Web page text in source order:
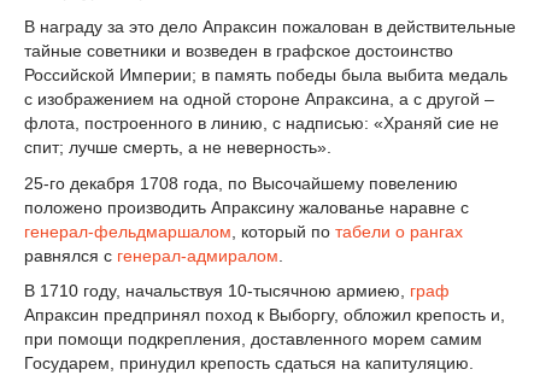
В награду за это дело Апраксин пожалован в действительные
тайные советники и возведен в графское достоинство
Российской Империи; в память победы была выбита медаль
с изображением на одной стороне Апраксина, а с другой –
флота, построенного в линию, с надписью: «Храняй сие не
спит; лучше смерть, а не неверность».
25-го декабря 1708 года, по Высочайшему повелению
положено производить Апраксину жалованье наравне с
генерал-фельдмаршалом , который по табели о рангах
равнялся с генерал-адмиралом
В 1710 году, начальствуя 10-тысячною армиею, граф
Апраксин предпринял поход к Выборгу, обложил крепость и,
при помощи подкрепления, доставленного морем самим
Государем, принудил крепость сдаться на капитуляцию.